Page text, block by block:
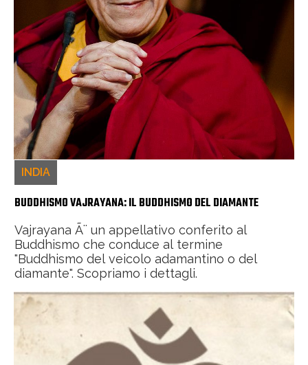
INDIA
BUDDHISMO VAJRAYANA: IL BUDDHISMO DEL DIAMANTE
Vajrayana Ã¨ un appellativo conferito al
Buddhismo che conduce al termine
"Buddhismo del veicolo adamantino o del
diamante". Scopriamo i dettagli.